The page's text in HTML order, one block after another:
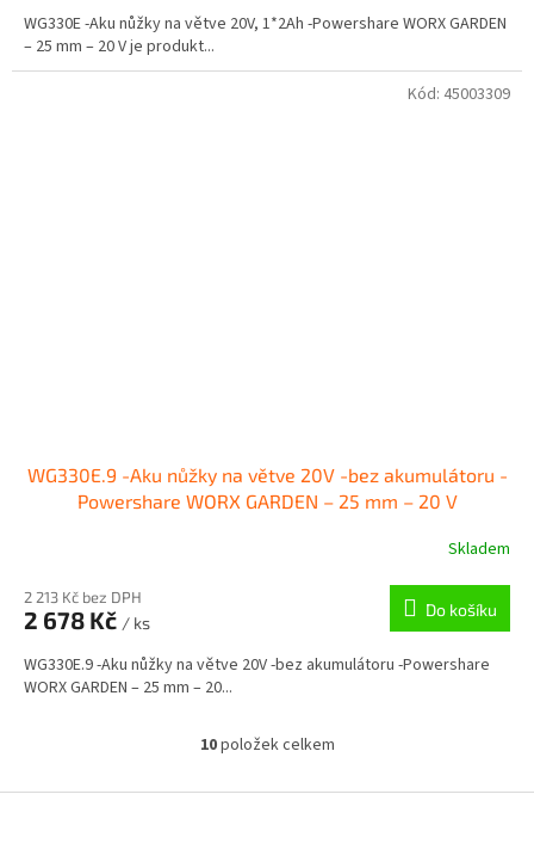
WG330E -Aku nůžky na větve 20V, 1*2Ah -Powershare WORX GARDEN
– 25 mm – 20 V je produkt...
WG330E.9 -Aku nůžky na větve 20V -bez akumulátoru -
Powershare WORX GARDEN – 25 mm – 20 V
Skladem
2 213 Kč bez DPH
2 678 Kč / ks
Do košíku
WG330E.9 -Aku nůžky na větve 20V -bez akumulátoru -Powershare
WORX GARDEN – 25 mm – 20...
Kód: 45003309
O
l
10položek celkem